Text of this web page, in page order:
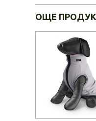
ОЩЕ